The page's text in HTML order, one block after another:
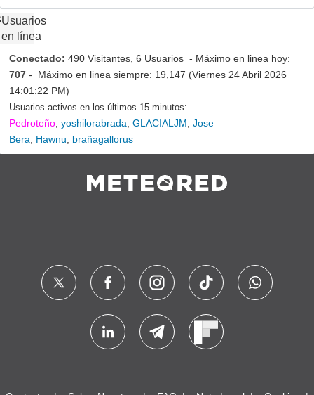
Usuarios
en línea
Conectado: 490 Visitantes, 6 Usuarios - Máximo en linea hoy:
707 - Máximo en linea siempre: 19,147 (Viernes 24 Abril 2026
14:01:22 PM)
Usuarios activos en los últimos 15 minutos:
Pedroteño yoshilorabrada GLACIALJM Jose
Bera
Hawnu brañagallorus